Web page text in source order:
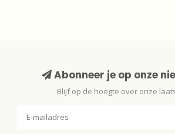
Abonneer je op onze
Blijf op de hoogte over onze